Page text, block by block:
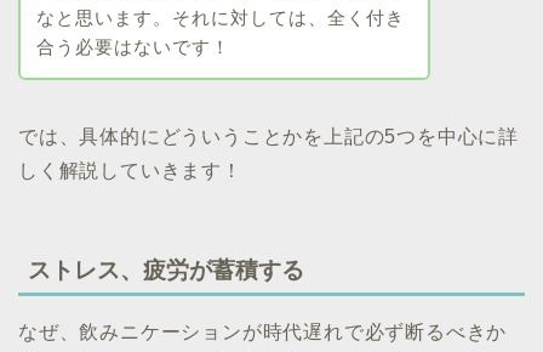
なと思います。それに対しては、全く付き
合う必要はないです！
では、具体的にどういうことかを上記の5つを中心に詳
しく解説していきます！
ストレス、疲労が蓄積する
なぜ、飲みニケーションが時代遅れで必ず断るべきか